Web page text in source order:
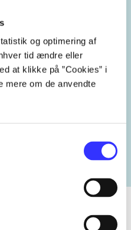
og optimering af
tid ændre eller
at klikke på ”Cookies” i
mere om de anvendte